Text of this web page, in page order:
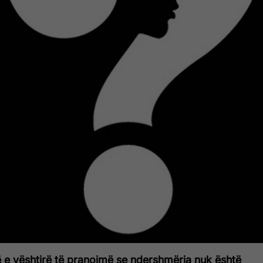
e vështirë të pranojmë se ndershmëria nuk është